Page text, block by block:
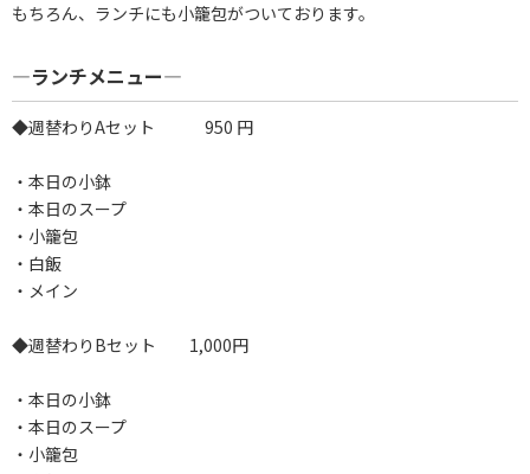
もちろん、ランチにも小籠包がついております。
―ランチメニュー―
◆週替わりAセット 950 円
・本日の小鉢
・本日のスープ
・小籠包
・白飯
・メイン
◆週替わりBセット 1,000円
・本日の小鉢
・本日のスープ
・小籠包